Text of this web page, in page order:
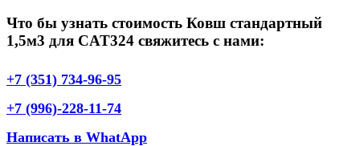
Что бы узнать стоимость Ковш стандартный
1,5м3 для CAT324 свяжитесь с нами:
+7 (351) 734-96-95
+7 (996)-228-11-74
Написать в WhatApp